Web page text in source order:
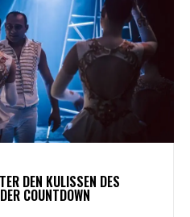
DEN KULISSEN DES
COUNTDOWN